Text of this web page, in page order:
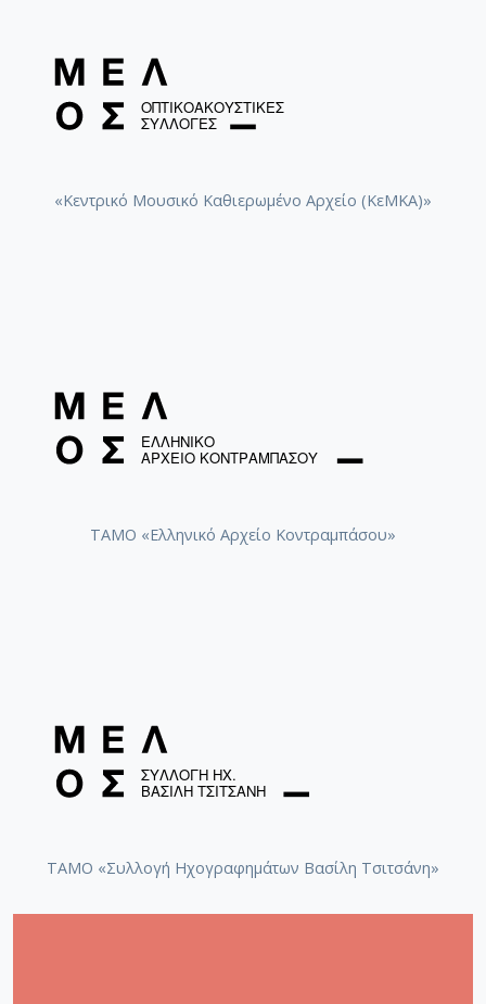
Σε πότισα ροδόσταμο [1960]
Η απαγωγή
Η λειτουργία [1974]
Η λειτουργία
«Κεντρικό Μουσικό Καθιερωμένο Αρχείο (ΚεΜΚΑ)»
ΤΑΜΟ «Ελληνικό Αρχείο Κοντραμπάσου»
ΤΑΜΟ «Συλλογή Ηχογραφημάτων Βασίλη Τσιτσάνη»